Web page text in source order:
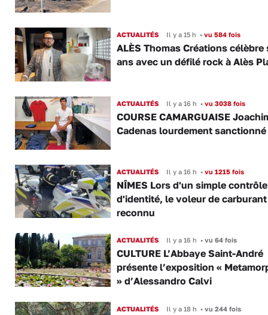
ACTUALITÉS Il y a 15 h •vu 584 fois
ALÈS Thomas Créations célèbre
ans avec un défilé rock à Alès
ACTUALITÉS Il y a 16 h •vu 3038 fois
COURSE CAMARGUAISE
Cadenas lourdement sanctionné
ACTUALITÉS Il y a 16 h •vu 1215 fois
NÎMES Lors d'un simple contrôle
d'identité, le voleur de
reconnu
ACTUALITÉS Il y a 16 h •vu 64 fois
CULTURE L’Abbaye Saint-André
présente l’exposition «
» d’Alessandro Calvi
ACTUALITÉS Il y a 18 h •vu 244 fois